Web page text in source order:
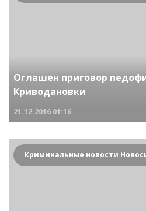
Оглашен приговор
Криводановки
21.12.2016 01:16